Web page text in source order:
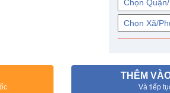
THÊM
Và tiếp